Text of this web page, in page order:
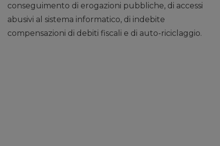
conseguimento di erogazioni pubbliche, di accessi
abusivi al sistema informatico, di indebite
compensazioni di debiti fiscali e di auto-riciclaggio.